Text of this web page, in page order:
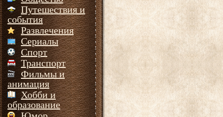
Путешествия и
события
Развлечения
Сериалы
Спорт
Транспорт
Фильмы и
анимация
Хобби и
образование